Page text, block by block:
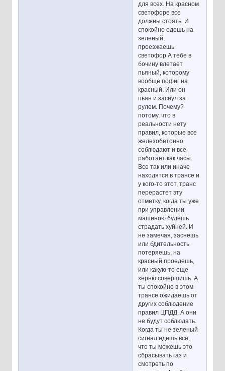
для всех. На красном
светофоре все
должны стоять. И
спокойно едешь на
зеленый,
проезжаешь
светофор А тебе в
бочину влетает
пьяный, которому
вообще пофиг на
красный. Или он
пьян и заснул за
рулем. Почему?
потому, что в
реальности нету
правил, которые все
железобетонно
соблюдают и все
работает как часы.
Все так или иначе
находятся в трансе и
у кого-то этот, транс
перерастет эту
отметку, когда ты уже
при управлении
машиною будешь
страдать хуйней. И
не замечая, заснешь
или бдительность
потеряешь, на
красный проедешь,
или какую-то еще
херню совершишь. А
ты спокойно в этом
трансе ожидаешь от
других соблюдение
правил ЦПДД. А они
не будут соблюдать.
Когда ты не зеленый
сигнал едешь все,
что ты можешь это
сбрасывать газ и
смотреть по